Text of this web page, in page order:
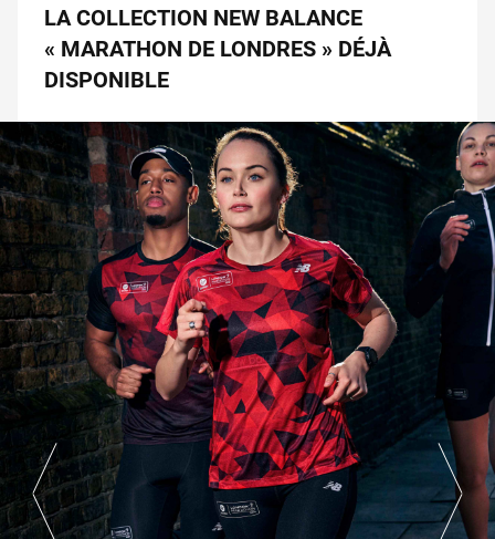
LA COLLECTION NEW BALANCE
« MARATHON DE LONDRES » DÉJÀ
DISPONIBLE